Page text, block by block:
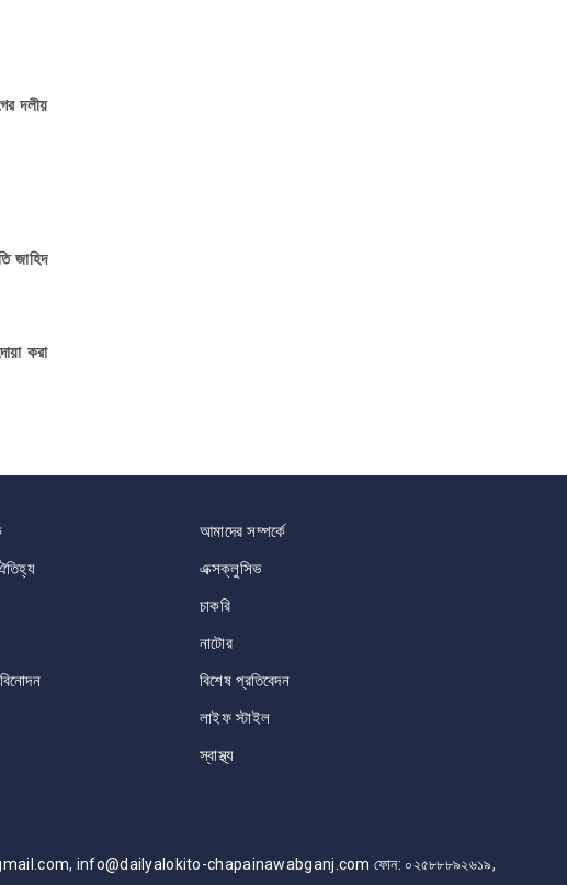
দলীয়
জাহিদ
করা
আমাদের সম্পর্কে
এক্সক্লুসিভ
চাকরি
নাটোর
বিশেষ প্রতিবেদন
লাইফ স্টাইল
স্বাস্থ্য
info@dailyalokito-chapainawabganj.com ফোন: ০২৫৮৮৮৯২৬১৯,